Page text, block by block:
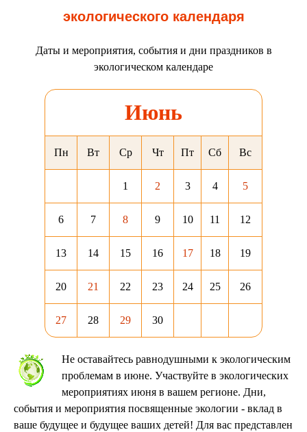
экологического календаря
Даты и мероприятия, события и дни праздников в
экологическом календаре
Июнь
Пн Вт Ср Чт Пт Сб Вс
1 2 3 4 5
6 7 8 9 10 11 12
13 14 15 16 17 18 19
20 21 22 23 24 25 26
27 28 29 30
Не оставайтесь равнодушными к экологическим
проблемам в июне. Участвуйте в экологических
мероприятиях июня в вашем регионе. Дни,
события и мероприятия посвященные экологии - вклад в
ваше будущее и будущее ваших детей! Для вас представлен